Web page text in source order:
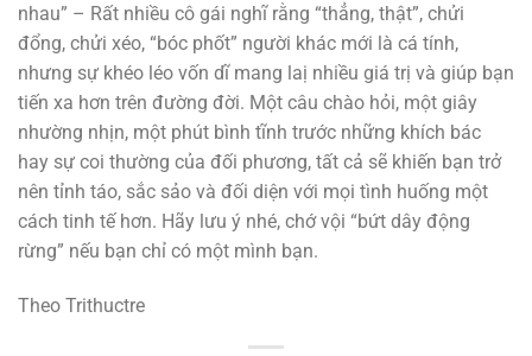
nhau” – Rất nhiều cô gái nghĩ rằng “thẳng, thật”, chửi
đổng, chửi xéo, “bóc phốt” người khác mới là cá tính,
nhưng sự khéo léo vốn dĩ mang laị nhiều giá trị và giúp bạn
tiến xa hơn trên đường đời. Một câu chào hỏi, một giây
nhường nhịn, một phút bình tĩnh trước những khích bác
hay sự coi thường của đối phương, tất cả sẽ khiến bạn trở
nên tỉnh táo, sắc sảo và đối diện với mọi tình huống một
cách tinh tế hơn. Hãy lưu ý nhé, chớ vội “bứt dây động
rừng” nếu bạn chỉ có một mình bạn.
Theo Trithuctre